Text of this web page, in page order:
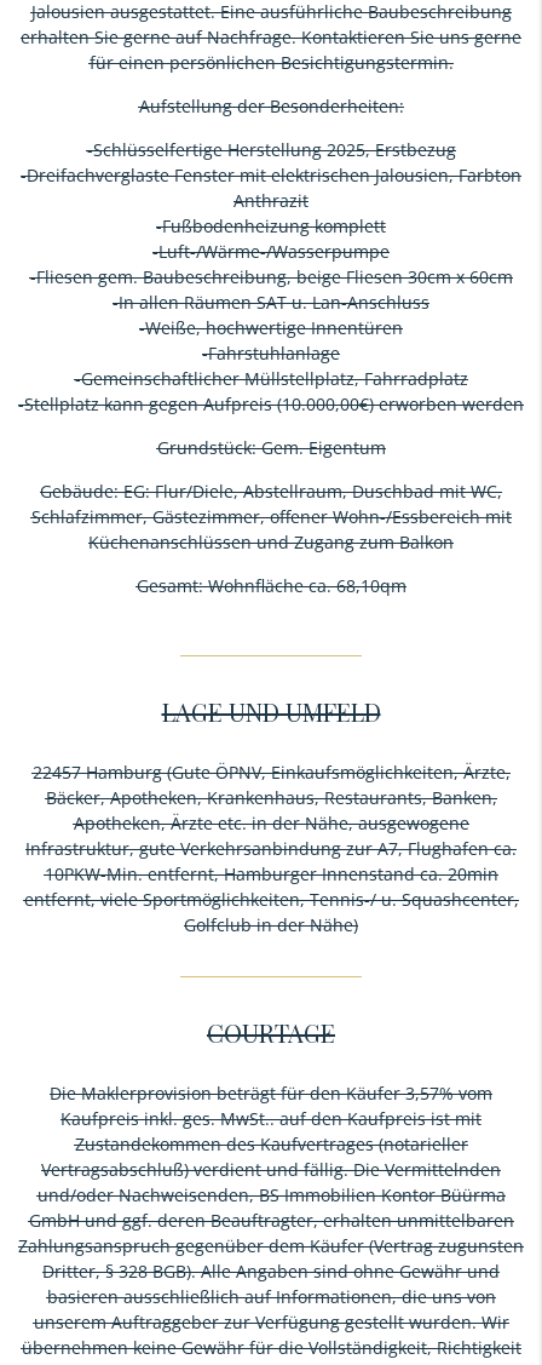
Jalousien ausgestattet. Eine ausführliche Baubeschreibung
erhalten Sie gerne auf Nachfrage. Kontaktieren Sie uns gerne
für einen persönlichen Besichtigungstermin.
Aufstellung der Besonderheiten:
-Schlüsselfertige Herstellung 2025, Erstbezug
-Dreifachverglaste Fenster mit elektrischen Jalousien, Farbton
Anthrazit
-Fußbodenheizung komplett
-Luft-/Wärme-/Wasserpumpe
-Fliesen gem. Baubeschreibung, beige Fliesen 30cm x 60cm
-In allen Räumen SAT u. Lan-Anschluss
-Weiße, hochwertige Innentüren
-Fahrstuhlanlage
-Gemeinschaftlicher Müllstellplatz, Fahrradplatz
-Stellplatz kann gegen Aufpreis (10.000,00€) erworben werden
Grundstück: Gem. Eigentum
Gebäude: EG: Flur/Diele, Abstellraum, Duschbad mit WC,
Schlafzimmer, Gästezimmer, offener Wohn-/Essbereich mit
Küchenanschlüssen und Zugang zum Balkon
Gesamt: Wohnfläche ca. 68,10qm
LAGE UND UMFELD
22457 Hamburg (Gute ÖPNV, Einkaufsmöglichkeiten, Ärzte,
Bäcker, Apotheken, Krankenhaus, Restaurants, Banken,
Apotheken, Ärzte etc. in der Nähe, ausgewogene
Infrastruktur, gute Verkehrsanbindung zur A7, Flughafen ca.
10PKW-Min. entfernt, Hamburger Innenstand ca. 20min
entfernt, viele Sportmöglichkeiten, Tennis-/ u. Squashcenter,
Golfclub in der Nähe)
COURTAGE
Die Maklerprovision beträgt für den Käufer 3,57% vom
Kaufpreis inkl. ges. MwSt.. auf den Kaufpreis ist mit
Zustandekommen des Kaufvertrages (notarieller
Vertragsabschluß) verdient und fällig. Die Vermittelnden
und/oder Nachweisenden, BS Immobilien Kontor Büürma
GmbH und ggf. deren Beauftragter, erhalten unmittelbaren
Zahlungsanspruch gegenüber dem Käufer (Vertrag zugunsten
Dritter, § 328 BGB). Alle Angaben sind ohne Gewähr und
basieren ausschließlich auf Informationen, die uns von
unserem Auftraggeber zur Verfügung gestellt wurden. Wir
übernehmen keine Gewähr für die Vollständigkeit, Richtigkeit